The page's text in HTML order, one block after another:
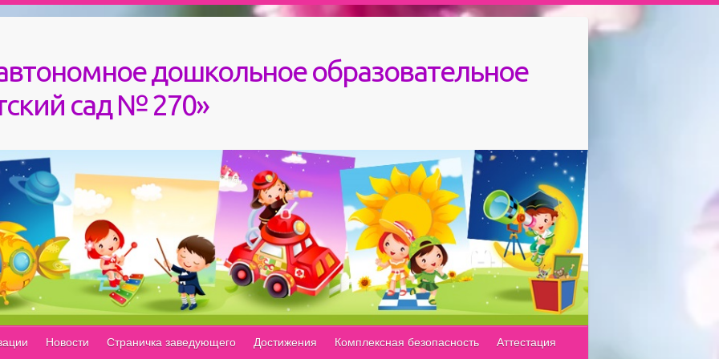
дошкольное образовательное
сад № 270»
Новости Страничка заведующего Достижения Комплексная безопасность Аттестация